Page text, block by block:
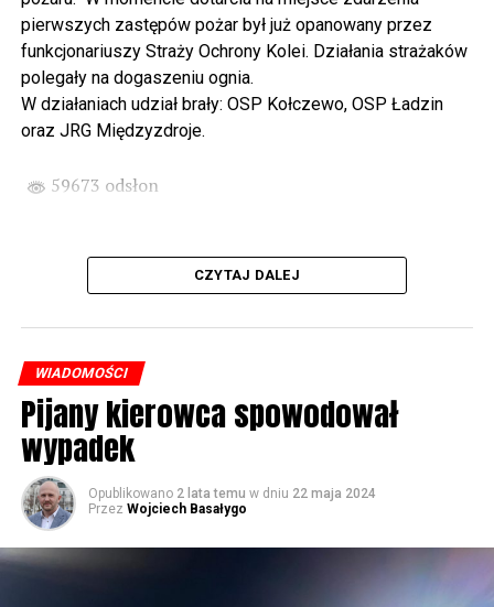
państwa Witkowskich.
Wyjątkowym wydarzeniem będzie koncert w wykonaniu
Kawuś Music Project, podczas którego wysłuchamy
polskich przebojów w jazzowej aranżacji (godz. 20.00
przed biblioteką). Podczas koncertu zaplanowaliśmy dla
Projektów Interreg VI A – Kultura i zrównoważona
turystyka.
(Niemcy), Biblioteka Publiczna Gminy Wolin, Parafia
Rzymskokatolicka w Wolinie
59674 odsłon
pierwszych zastępów pożar był już opanowany przez
funkcjonariuszy Straży Ochrony Kolei. Działania strażaków
polegały na dogaszeniu ognia.
W działaniach udział brały: OSP Kołczewo, OSP Ładzin
oraz JRG Międzyzdroje.
59673 odsłon
CZYTAJ DALEJ
WIADOMOŚCI
Pijany kierowca spowodował
wypadek
Opublikowano 2 lata temu w dniu 22 maja 2024
Przez Wojciech Basałygo